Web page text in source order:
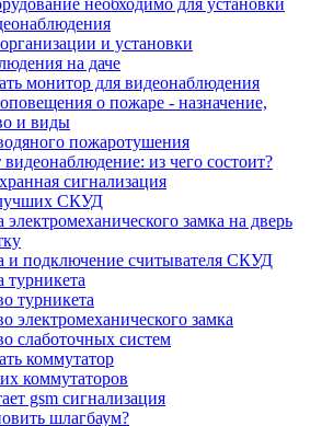
необходимо для установки
и установки
на даче
монитор для видеонаблюдения
о пожаре - назначение,
и виды
пожаротушения
из чего состоит?
сигнализация
СКУД
электромеханического замка на дверь
и подключение считывателя СКУД
турникета
турникета
электромеханического замка
слаботочных систем
коммутатор
коммутаторов
gsm сигнализация
шлагбаум?